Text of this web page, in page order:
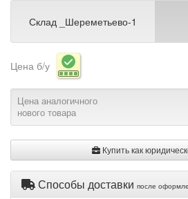
Склад _Шереметьево-1
Цена б/у
Цена аналогичного
нового товара
Купить как
Способы доставки после